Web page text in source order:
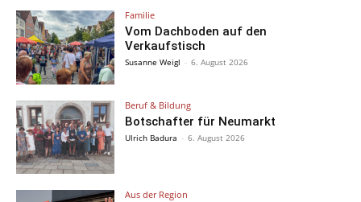
Familie
Vom Dachboden auf den
Verkaufstisch
Susanne Weigl - 6. August 2026
Beruf & Bildung
Botschafter für Neumarkt
Ulrich Badura - 6. August 2026
Aus der Region